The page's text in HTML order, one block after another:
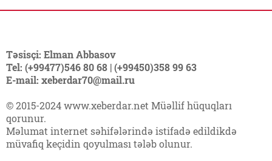
Təsisçi: Elman Abbasov
Tel: (+99477)546 80 68 | (+99450)358 99 63
E-mail: xeberdar70@mail.ru
© 2015-2024 www.xeberdar.net Müəllif hüquqları
qorunur.
Məlumat internet səhifələrində istifadə edildikdə
müvafiq keçidin qoyulması tələb olunur.